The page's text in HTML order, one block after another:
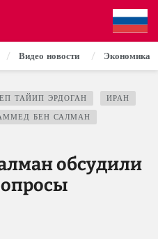
Видео новости Экономика
ТАЙИП ЭРДОГАН ИРАН
БЕН САЛМАН
обсудили